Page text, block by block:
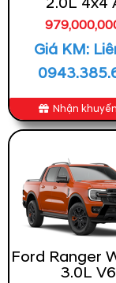
Giá KM:
Nhận
Ford Ranger
3.0L V6